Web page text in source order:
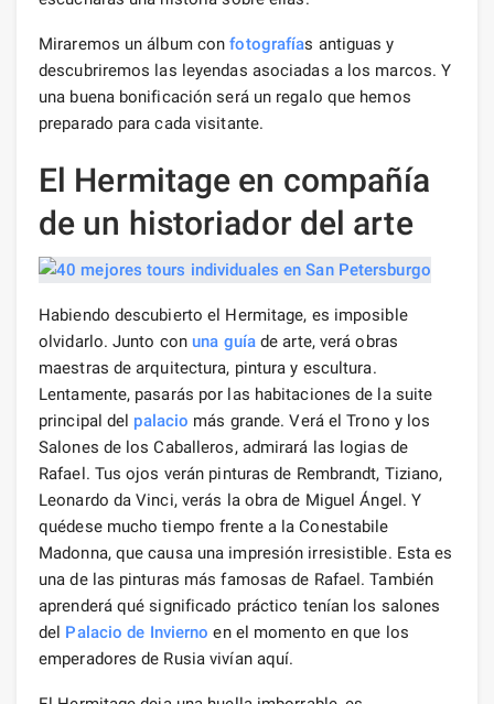
Miraremos un álbum confotografías antiguas y
descubriremos las leyendas asociadas a los marcos. Y
una buena bonificación será un regalo que hemos
preparado para cada visitante.
El Hermitage en compañía
de un historiador del arte
Habiendo descubierto el Hermitage, es imposible
olvidarlo. Junto conuna guíade arte, verá obras
maestras de arquitectura, pintura y escultura.
Lentamente, pasarás por las habitaciones de la suite
principal del palacio más grande. Verá el Trono y los
Salones de los Caballeros, admirará las logias de
Rafael. Tus ojos verán pinturas de Rembrandt, Tiziano,
Leonardo da Vinci, verás la obra de Miguel Ángel. Y
quédese mucho tiempo frente a la Conestabile
Madonna, que causa una impresión irresistible. Esta es
una de las pinturas más famosas de Rafael. También
aprenderá qué significado práctico tenían los salones
del Palacio de Invierno en el momento en que los
emperadores de Rusia vivían aquí.